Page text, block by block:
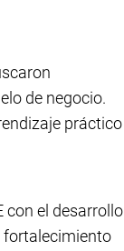
de negocio.
práctico
con el desarrollo
fortalecimiento